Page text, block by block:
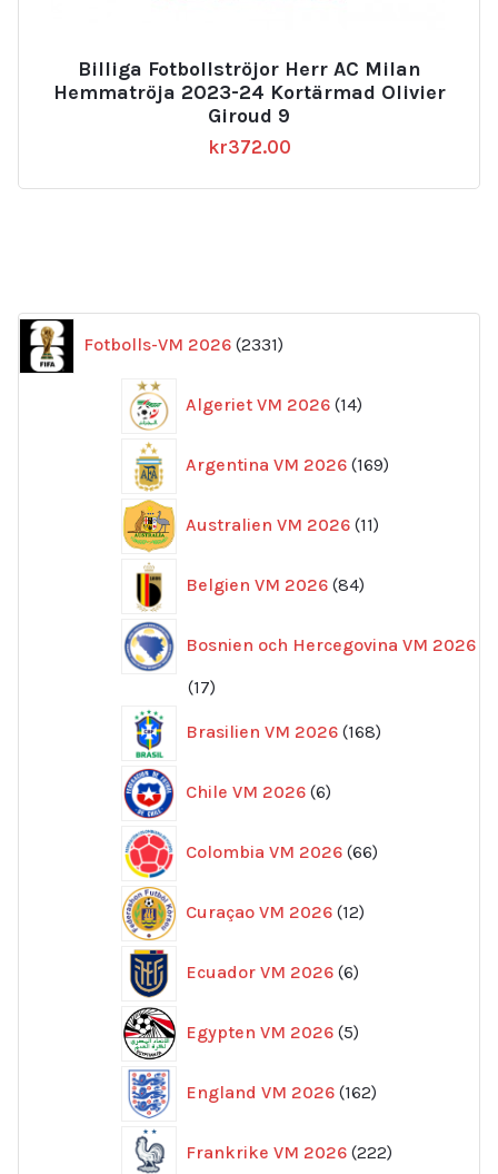
Billiga Fotbollströjor Herr AC Milan
Hemmatröja 2023-24 Kortärmad Olivier
Giroud 9
kr372.00
Fotbolls-VM 2026 2331
produkter
Algeriet VM 2026 14
produkter
Argentina VM 2026 169
produkter
Australien VM 2026 11
produkter
Belgien VM 2026 84
produkter
Bosnien och Hercegovina VM 2026
1717
Brasilien VM 2026 168
produkter
Chile VM 2026 6
produkter
Colombia VM 2026 66
produkter
Curaçao VM 2026 12
produkter
Ecuador VM 2026 6
produkter
Egypten VM 2026 5
produkter
England VM 2026 162
produkter
Frankrike VM 2026 222
produkter